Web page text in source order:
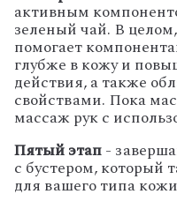
активным
зеленый чай. В
помогает
глубже в кожу и
действия, а также
свойствами. Пока
массаж рук с
Пятый этап-
с бустером, который
для вашего типа